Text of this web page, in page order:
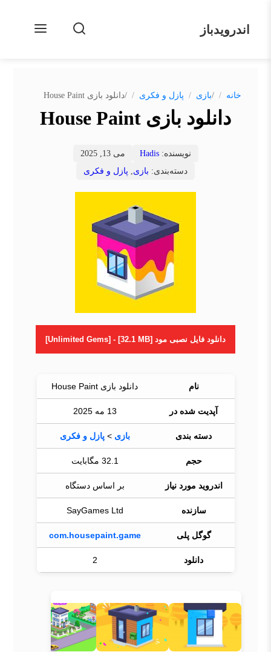
اندرویدباز
خانه /بازی پازل و فکری /دانلود بازی House Paint
دانلود بازی House Paint
نویسنده:Hadis
می 13, 2025
دسته‌بندی: بازی, پازل و فکری
دانلود فایل نصبی مود [Unlimited Gems] - [32.1 MB]
نام دانلود بازی House Paint
آپدیت شده در 13 مه 2025
دسته بندی بازی >پازل و فکری
حجم 32.1 مگابایت
اندروید مورد نیاز بر اساس دستگاه
سازنده SayGames Ltd
گوگل پلی com.housepaint.game
دانلود 2